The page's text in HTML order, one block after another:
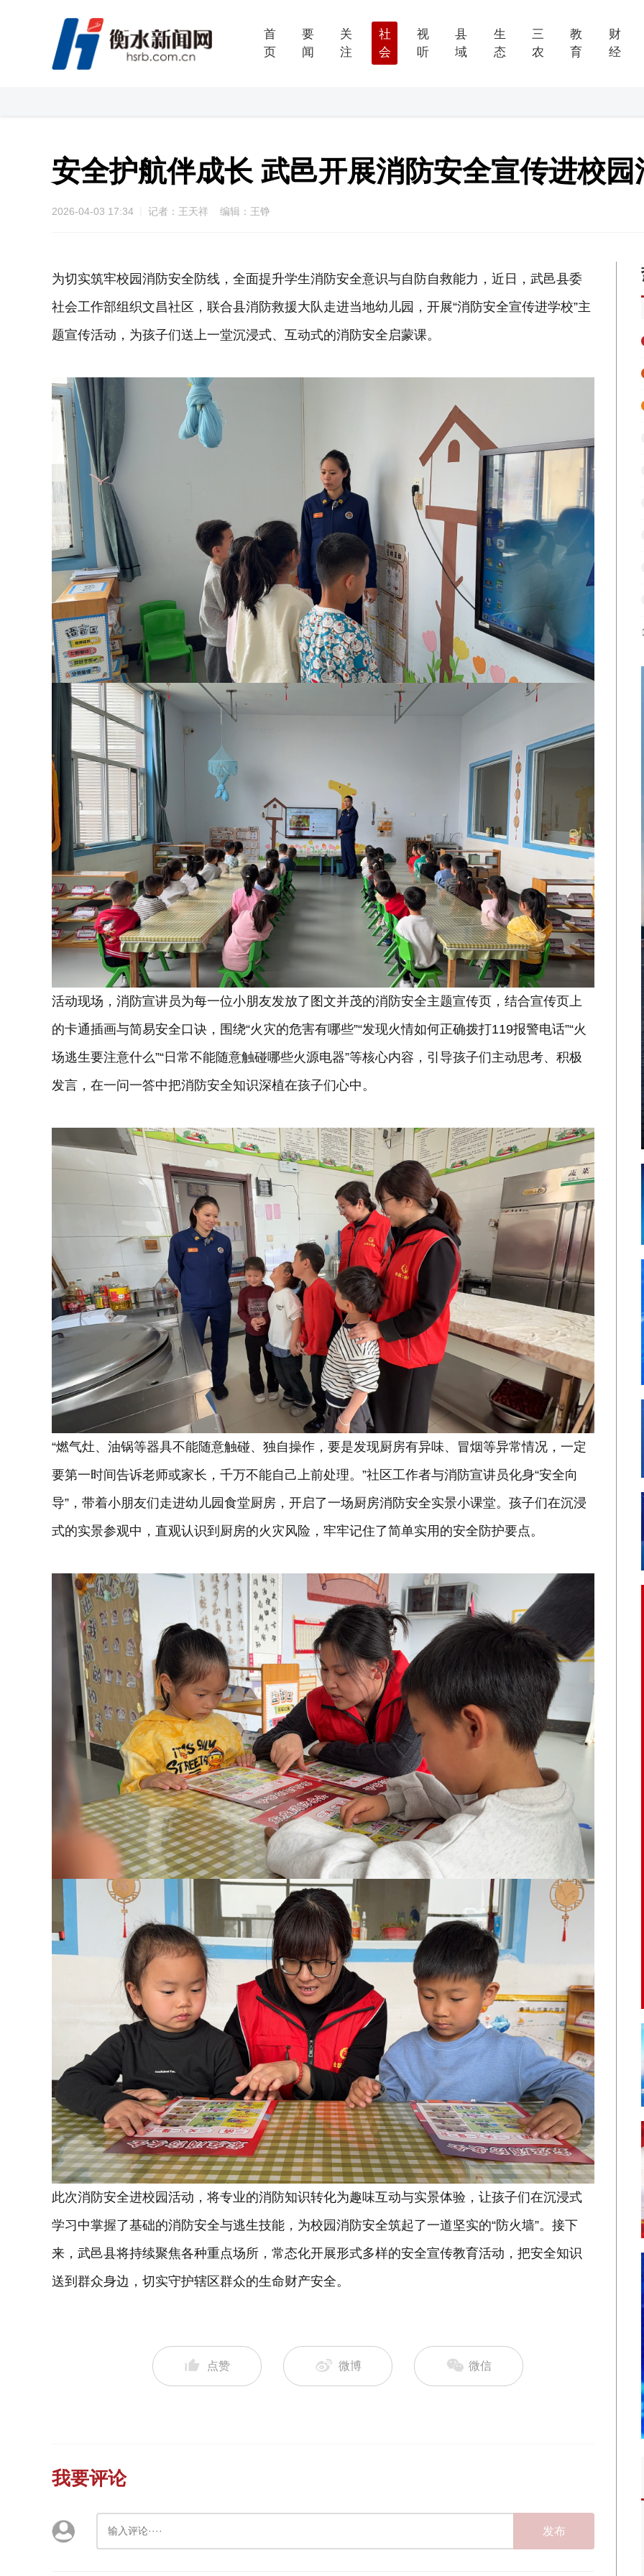
首
页
要
闻
关
注
社
会
视
听
县
域
生
态
三
农
教
育
财
经
安全护航伴成长 武邑开展消防安全宣传进校园
2026-04-03 17:34 记者：王天祥 编辑：王铮
为切实筑牢校园消防安全防线，全面提升学生消防安全意识与自防自救能力，近日，武邑县委
社会工作部组织文昌社区，联合县消防救援大队走进当地幼儿园，开展“消防安全宣传进学校”主
题宣传活动，为孩子们送上一堂沉浸式、互动式的消防安全启蒙课。
活动现场，消防宣讲员为每一位小朋友发放了图文并茂的消防安全主题宣传页，结合宣传页上
的卡通插画与简易安全口诀，围绕“火灾的危害有哪些”“发现火情如何正确拨打119报警电话”“火
场逃生要注意什么”“日常不能随意触碰哪些火源电器”等核心内容，引导孩子们主动思考、积极
发言，在一问一答中把消防安全知识深植在孩子们心中。
“燃气灶、油锅等器具不能随意触碰、独自操作，要是发现厨房有异味、冒烟等异常情况，一定
要第一时间告诉老师或家长，千万不能自己上前处理。”社区工作者与消防宣讲员化身“安全向
导”，带着小朋友们走进幼儿园食堂厨房，开启了一场厨房消防安全实景小课堂。孩子们在沉浸
式的实景参观中，直观认识到厨房的火灾风险，牢牢记住了简单实用的安全防护要点。
此次消防安全进校园活动，将专业的消防知识转化为趣味互动与实景体验，让孩子们在沉浸式
学习中掌握了基础的消防安全与逃生技能，为校园消防安全筑起了一道坚实的“防火墙”。接下
来，武邑县将持续聚焦各种重点场所，常态化开展形式多样的安全宣传教育活动，把安全知识
送到群众身边，切实守护辖区群众的生命财产安全。
点赞 微博 微信
我要评论
发布